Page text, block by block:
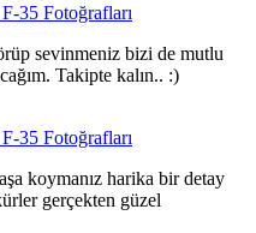
35 Fotoğrafları
sevinmeniz bizi de mutlu
Takipte kalın.. :)
35 Fotoğrafları
koymanız harika bir detay
gerçekten güzel